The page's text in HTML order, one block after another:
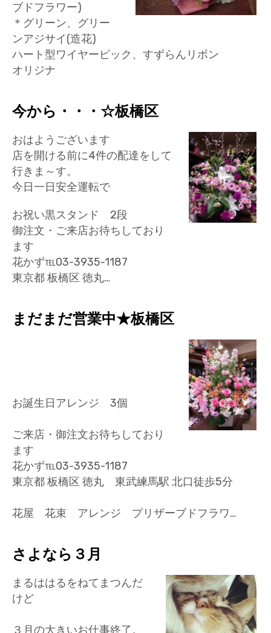
ブドフラワー)
＊グリーン、グリー
ンアジサイ(造花)
ハート型ワイヤーピック、すずらんリボン
オリジナ
今から・・・☆板橋区
おはようございます
店を開ける前に4件の配達をして
行きま～す。
今日一日安全運転で
お祝い黒スタンド 2段
御注文・ご来店お待ちしており
ます
花かず℡03-3935-1187
東京都 板橋区 徳丸…
まだまだ営業中★板橋区
お誕生日アレンジ 3個
ご来店・御注文お待ちしており
ます
花かず℡03-3935-1187
東京都 板橋区 徳丸 東武練馬駅 北口徒歩5分
花屋 花束 アレンジ プリザーブドフラワ…
さよなら３月
まるははるをねてまつんだ
けど
３月の大きいお仕事終了。